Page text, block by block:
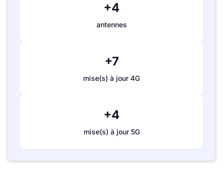
+4
antennes
+7
mise(s) à jour 4G
+4
mise(s) à jour 5G